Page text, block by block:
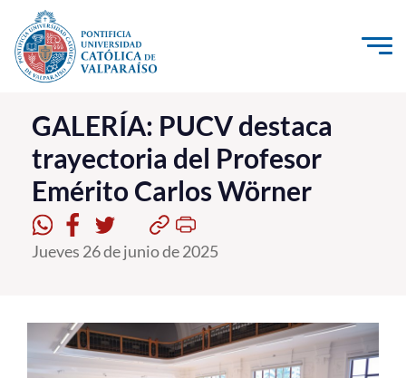
Click acá para ir directamente al contenido
La Universidad
Investigación, Creación e Innovación
PUCV Internacional
Vinculación con el Medio
Pregrado
Postgrado
GALERÍA: PUCV destaca
trayectoria del Profesor
Emérito Carlos Wörner
Jueves 26 de junio de 2025